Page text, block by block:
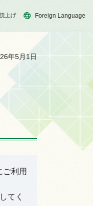
上げ Foreign Language
年5月1日
利用
てく